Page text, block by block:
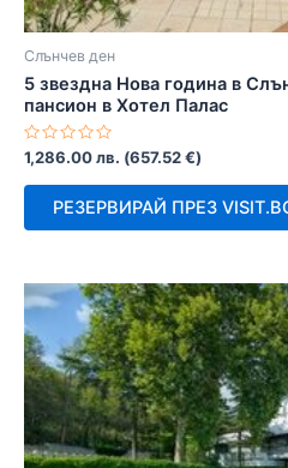
Слънчев ден
5 звездна Нова година в
пансион в Хотел Палас
Оценено
с
0
1,286.00лв. (657.52€)
РЕЗЕРВИРАЙ ПРЕЗ